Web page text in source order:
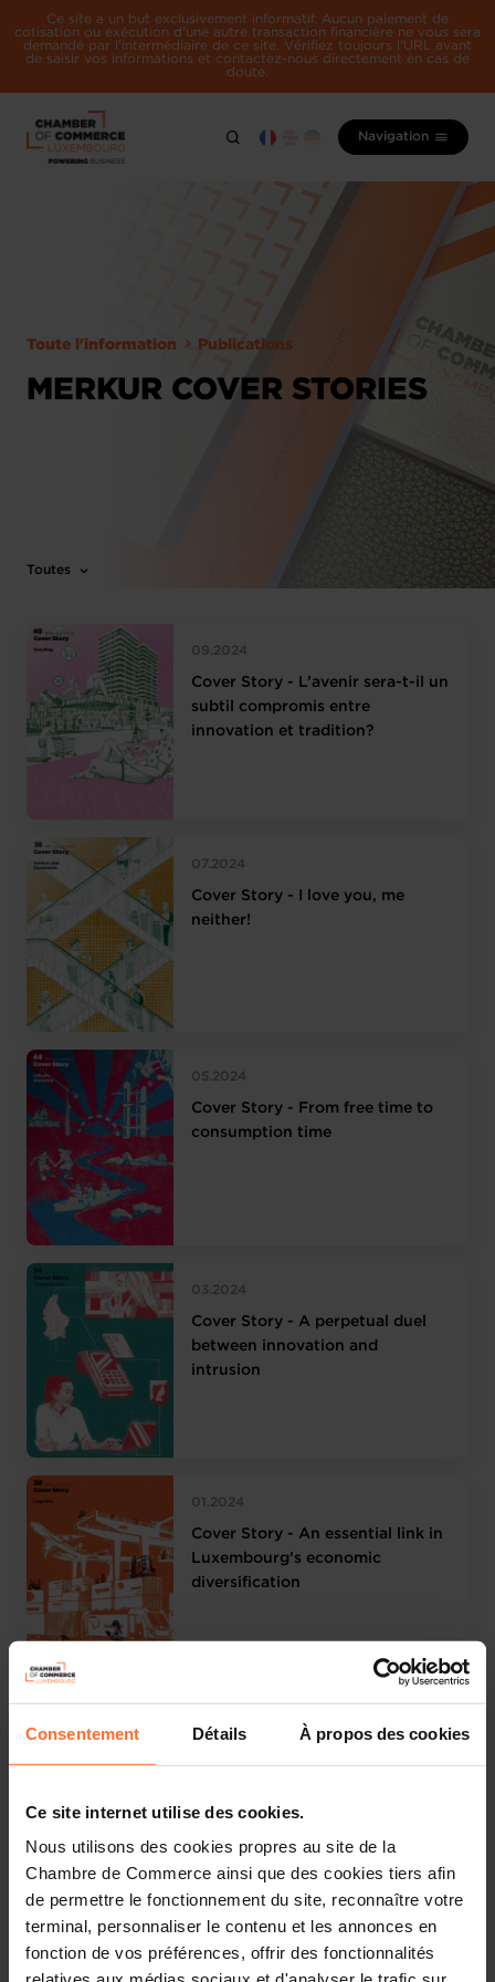
Consentement Détails À propos des cookies
Ce site internet utilise des cookies.
Nous utilisons des cookies propres au site de la
Chambre de Commerce ainsi que des cookies tiers afin
de permettre le fonctionnement du site, reconnaître votre
terminal, personnaliser le contenu et les annonces en
fonction de vos préférences, offrir des fonctionnalités
Ce site a un but exclusivement informatif. Aucun paiement de
cotisation ou exécution d'une autre transaction financière ne vous sera
demandé par l'intermédiaire de ce site. Vérifiez toujours l'URL avant
de saisir vos informations et contactez-nous directement en cas de
doute.
Navigation
Toute l'information Publications
MERKUR COVER STORIES
Toutes
09.2024
Cover Story - L’avenir sera-t-il un
subtil compromis entre
innovation et tradition?
07.2024
Cover Story - I love you, me
neither!
05.2024
Cover Story - From free time to
consumption time
03.2024
Cover Story - A perpetual duel
between innovation and
intrusion
01.2024
Cover Story - An essential link in
Luxembourg’s economic
diversification
Cover Story - Ecomobility
09.2023
Cover Story - The huge “building